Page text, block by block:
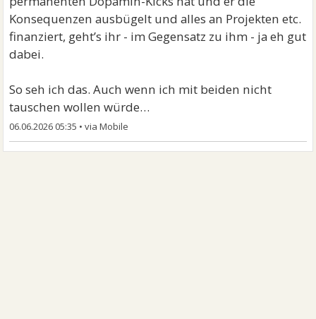
Konsequenzen ausbügelt und alles an Projekten etc.
finanziert, geht’s ihr - im Gegensatz zu ihm - ja eh gut
dabei.
So seh ich das. Auch wenn ich mit beiden nicht
tauschen wollen würde…
06.06.2026 05:35 •